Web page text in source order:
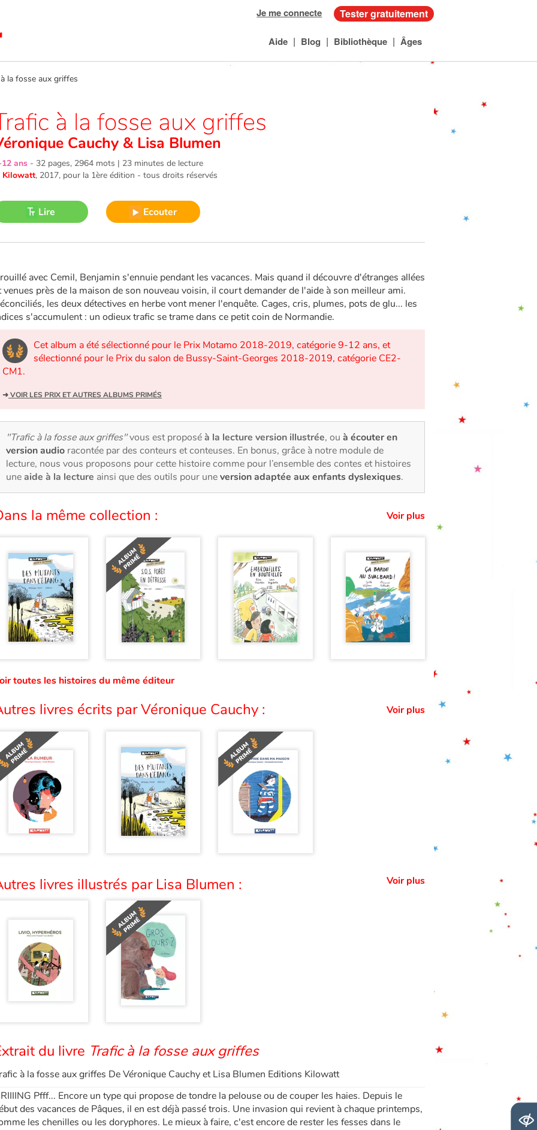
Je me connecte Tester gratuitement
Aide | Blog | Bibliothèque | Âges
fosse aux griffes
à la fosse aux griffes
Cauchy & Lisa Blumen
ans - 32 pages, 2964 mots | 23 minutes de lecture
Kilowatt, 2017, pour la 1ère édition - tous droits réservés
Lire Ecouter
avec Cemil, Benjamin s'ennuie pendant les vacances. Mais quand il découvre d'étranges allées
venues près de la maison de son nouveau voisin, il court demander de l'aide à son meilleur ami.
les deux détectives en herbe vont mener l'enquête. Cages, cris, plumes, pots de glu... les
s'accumulent : un odieux trafic se trame dans ce petit coin de Normandie.
Cet album a été sélectionné pour le Prix Motamo 2018-2019, catégorie 9-12 ans, et
sélectionné pour le Prix du salon de Bussy-Saint-Georges 2018-2019, catégorie CE2-
CM1.
➜VOIR LES PRIX ET AUTRES ALBUMS PRIMÉS
"Trafic à la fosse aux griffes"vous est proposéà la lecture version illustrée, ou à écouter en
version audio racontée par des conteurs et conteuses. En bonus, grâce à notre module de
lecture, nous vous proposons pour cette histoire comme pour l’ensemble des contes et histoires
uneaide à la lecture ainsi que des outils pour uneversion adaptée aux enfants dyslexiques.
la même collection : Voir plus
toutes les histoires du même éditeur
livres écrits par Véronique Cauchy : Voir plus
livres illustrés par Lisa Blumen : Voir plus
du livre Trafic à la fosse aux griffes
à la fosse aux griffes De Véronique Cauchy et Lisa Blumen Editions Kilowatt
Pfff... Encore un type qui propose de tondre la pelouse ou de couper les haies. Depuis le
des vacances de Pâques, il en est déjà passé trois. Une invasion qui revient à chaque printemps,
les chenilles ou les doryphores. Le mieux à faire, c'est encore de rester les fesses dans le